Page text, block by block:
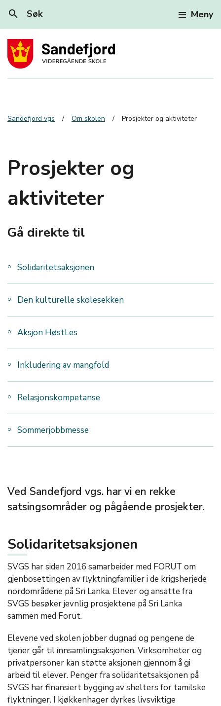
search Søk Meny
Sandefjord vgs Om skolen Prosjekter og aktiviteter
Prosjekter og
aktiviteter
Gå direkte til
Solidaritetsaksjonen
Den kulturelle skolesekken
Aksjon HøstLes
Inkludering av mangfold
Relasjonskompetanse
Sommerjobbmesse
Ved Sandefjord vgs. har vi en rekke
satsingsområder og pågående prosjekter.
Solidaritetsaksjonen
SVGS har siden 2016 samarbeider med FORUT om
gjenbosettingen av flyktningfamilier i de krigsherjede
nordområdene på Sri Lanka. Elever og ansatte fra
SVGS besøker jevnlig prosjektene på Sri Lanka
sammen med Forut.
Elevene ved skolen jobber dugnad og pengene de
tjener går til innsamlingsaksjonen. Virksomheter og
privatpersoner kan støtte aksjonen gjennom å gi
arbeid til elever. Penger fra solidaritetsaksjonen på
SVGS har finansiert bygging av shelters for tamilske
flyktninger. I kjøkkenhager dyrkes livsviktige